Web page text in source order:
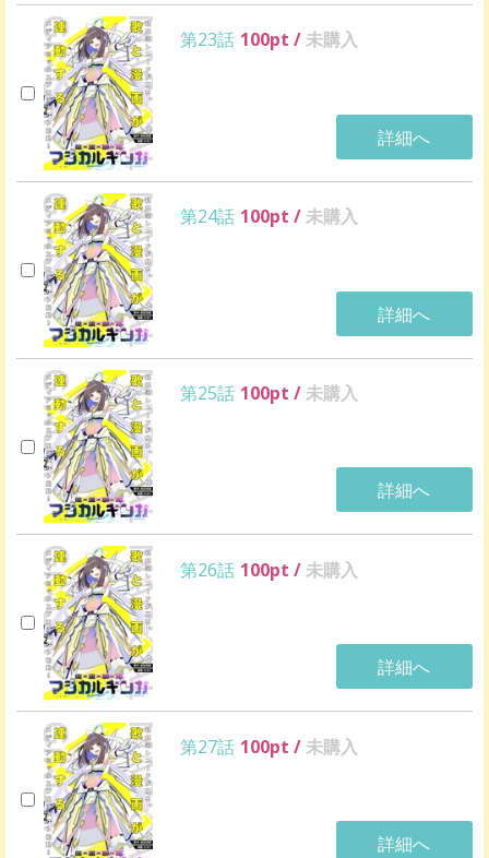
第23話 100pt /未購入
詳細へ
第24話 100pt /未購入
詳細へ
第25話 100pt /未購入
詳細へ
第26話 100pt /未購入
詳細へ
第27話 100pt /未購入
詳細へ